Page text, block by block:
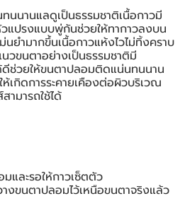
นานแลดูเป็นธรรมชาติเนื้อกาวมี
แปรงแบบพู่กันช่วยให้ทากาวลงบน
ยำมากขึ้นเนื้อกาวแห้งไวไม่ทิ้งคราบ
วขนตาอย่างเป็นธรรมชาติมี
ช่วยให้ขนตาปลอมติดแน่นทนนาน
เกิดการระคายเคืองต่อผิวบริเวณ
ามารถใช้ได้
และรอให้กาวเซ็ตตัว
งขนตาปลอมไว้เหนือขนตาจริงแล้ว